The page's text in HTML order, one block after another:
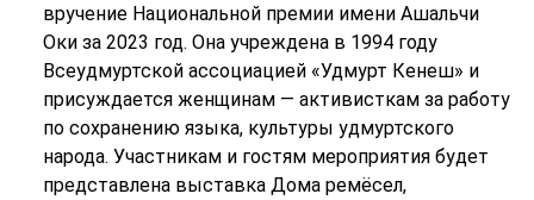
вручение Национальной премии имени Ашальчи
Оки за 2023 год. Она учреждена в 1994 году
Всеудмуртской ассоциацией «Удмурт Кенеш» и
присуждается женщинам — активисткам за работу
по сохранению языка, культуры удмуртского
народа. Участникам и гостям мероприятия будет
представлена выставка Дома ремёсел,